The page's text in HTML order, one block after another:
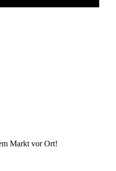
Markt vor Ort!